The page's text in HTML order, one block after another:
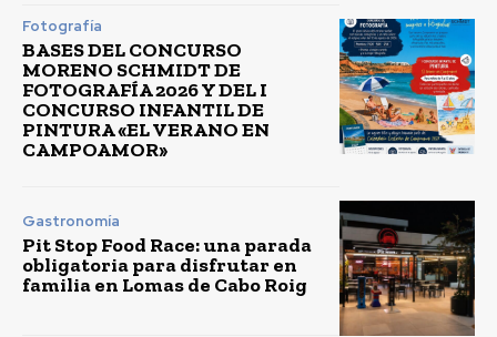
Fotografía
BASES DEL CONCURSO
MORENO SCHMIDT DE
FOTOGRAFÍA 2026 Y DEL I
CONCURSO INFANTIL DE
PINTURA «EL VERANO EN
CAMPOAMOR»
Gastronomía
Pit Stop Food Race: una parada
obligatoria para disfrutar en
familia en Lomas de Cabo Roig